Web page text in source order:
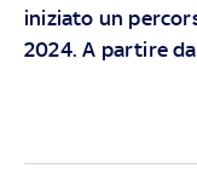
iniziato un
2024. A partire